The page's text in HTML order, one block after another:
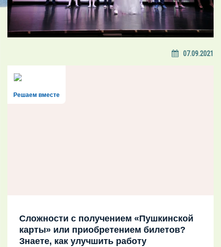
07.09.2021
Решаем вместе
Сложности с получением «Пушкинской
карты» или приобретением билетов?
Знаете, как улучшить работу